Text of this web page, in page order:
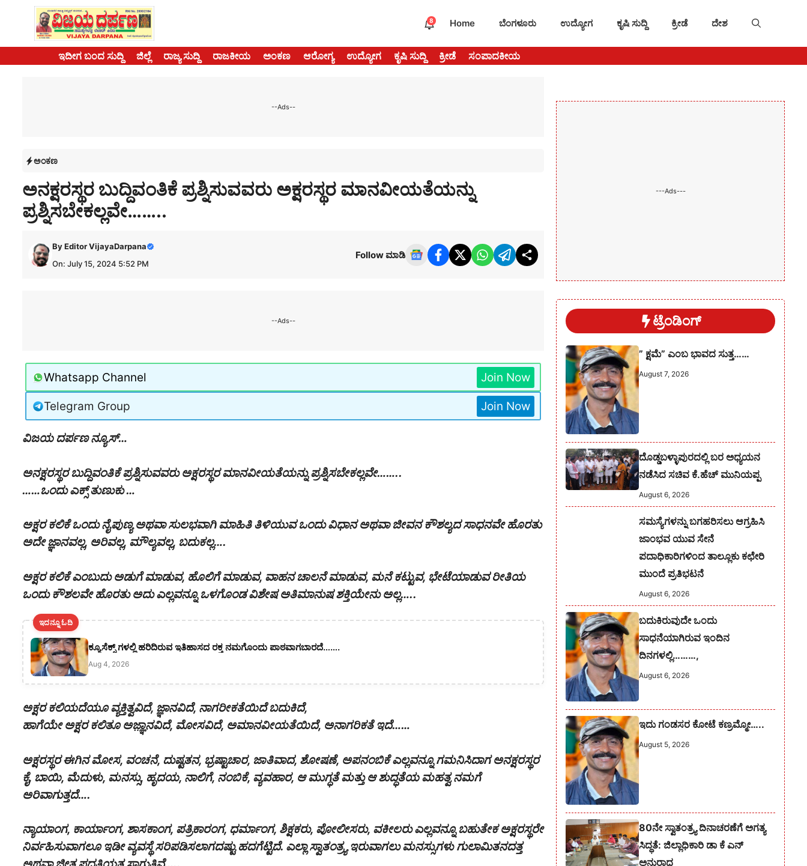
content
8 Home ಬೆಂಗಳೂರು ಉದ್ಯೋಗ ಕೃಷಿ ಸುದ್ದಿ ಕ್ರೀಡೆ ದೇಶ
ಇದೀಗ ಬಂದ ಸುದ್ದಿ ಜಿಲ್ಲೆ ರಾಜ್ಯ ಸುದ್ದಿ ರಾಜಕೀಯ ಅಂಕಣ ಆರೋಗ್ಯ ಉದ್ಯೋಗ ಕೃಷಿ ಸುದ್ದಿ ಕ್ರೀಡೆ ಸಂಪಾದಕೀಯ
--Ads--
ಅಂಕಣ
ಅನಕ್ಷರಸ್ಥರ ಬುದ್ದಿವಂತಿಕೆ ಪ್ರಶ್ನಿಸುವವರು ಅಕ್ಷರಸ್ಥರ ಮಾನವೀಯತೆಯನ್ನು
ಪ್ರಶ್ನಿಸಬೇಕಲ್ಲವೇ……..
ByEditor VijayaDarpana
On: July 15, 2024 5:52 PM
Follow ಮಾಡಿ
--Ads--
Whatsapp Channel Join Now
Telegram Group Join Now
ವಿಜಯ ದರ್ಪಣ ನ್ಯೂಸ್…
ಅನಕ್ಷರಸ್ಥರ ಬುದ್ದಿವಂತಿಕೆ ಪ್ರಶ್ನಿಸುವವರು ಅಕ್ಷರಸ್ಥರ ಮಾನವೀಯತೆಯನ್ನು ಪ್ರಶ್ನಿಸಬೇಕಲ್ಲವೇ……..
……ಒಂದು ಎಕ್ಸ್ ತುಣುಕು …
ಅಕ್ಷರ ಕಲಿಕೆ ಒಂದು ನೈಪುಣ್ಯ ಅಥವಾ ಸುಲಭವಾಗಿ ಮಾಹಿತಿ ತಿಳಿಯುವ ಒಂದು ವಿಧಾನ ಅಥವಾ ಜೀವನ ಕೌಶಲ್ಯದ ಸಾಧನವೇ ಹೊರತು
ಅದೇ ಜ್ಞಾನವಲ್ಲ, ಅರಿವಲ್ಲ, ಮೌಲ್ಯವಲ್ಲ, ಬದುಕಲ್ಲ….
ಅಕ್ಷರ ಕಲಿಕೆ ಎಂಬುದು ಅಡುಗೆ ಮಾಡುವ, ಹೊಲಿಗೆ ಮಾಡುವ, ವಾಹನ ಚಾಲನೆ ಮಾಡುವ, ಮನೆ ಕಟ್ಟುವ, ಭೇಟೆಯಾಡುವ ರೀತಿಯ
ಒಂದು ಕೌಶಲವೇ ಹೊರತು ಅದು ಎಲ್ಲವನ್ನೂ ಒಳಗೊಂಡ ವಿಶೇಷ ಅತಿಮಾನುಷ ಶಕ್ತಿಯೇನು ಅಲ್ಲ…..
ಇದನ್ನೂ ಓದಿ
ಕ್ಯೂಸೆಕ್ಸ್ ಗಳಲ್ಲಿ ಹರಿದಿರುವ ಇತಿಹಾಸದ ರಕ್ತ ನಮಗೊಂದು ಪಾಠವಾಗಬಾರದೆ…….
Aug 4, 2026
ಅಕ್ಷರ ಕಲಿಯದೆಯೂ ವ್ಯಕ್ತಿತ್ವವಿದೆ, ಜ್ಞಾನವಿದೆ, ನಾಗರೀಕತೆಯಿದೆ ಬದುಕಿದೆ,
ಹಾಗೆಯೇ ಅಕ್ಷರ ಕಲಿತೂ ಅಜ಼್ಞಾನವಿದೆ, ಮೋಸವಿದೆ, ಅಮಾನವೀಯತೆಯಿದೆ, ಅನಾಗರಿಕತೆ ಇದೆ……
ಅಕ್ಷರಸ್ಥರ ಈಗಿನ ಮೋಸ, ವಂಚನೆ, ದುಷ್ಟತನ, ಭ್ರಷ್ಟಾಚಾರ, ಜಾತಿವಾದ, ಶೋಷಣೆ, ಅಪನಂಬಿಕೆ ಎಲ್ಲವನ್ನೂ ಗಮನಿಸಿದಾಗ ಅನಕ್ಷರಸ್ಥರ
ಕೈ, ಬಾಯಿ, ಮೆದುಳು, ಮನಸ್ಸು, ಹೃದಯ, ನಾಲಿಗೆ, ನಂಬಿಕೆ, ವ್ಯವಹಾರ, ಆ ಮುಗ್ಧತೆ ಮತ್ತು ಆ ಶುದ್ಧತೆಯ ಮಹತ್ವ ನಮಗೆ
ಅರಿವಾಗುತ್ತದೆ….
ನ್ಯಾಯಾಂಗ, ಕಾರ್ಯಾಂಗ, ಶಾಸಕಾಂಗ, ಪತ್ರಿಕಾರಂಗ, ಧರ್ಮಾಂಗ, ಶಿಕ್ಷಕರು, ಪೋಲೀಸರು, ವಕೀಲರು ಎಲ್ಲವನ್ನೂ ಬಹುತೇಕ ಅಕ್ಷರಸ್ಥರೇ
ನಿರ್ವಹಿಸುವಾಗಲೂ ಇಡೀ ವ್ಯವಸ್ಥೆ ಸರಿಪಡಿಸಲಾಗದಷ್ಟು ಹದಗೆಟ್ಟಿದೆ. ಎಲ್ಲಾ ಸ್ವಾತಂತ್ರ್ಯ ಇರುವಾಗಲು ಮನಸ್ಸುಗಳು ಗುಲಾಮಿತನದತ್ತ
---Ads---
ಟ್ರೆಂಡಿಂಗ್
” ಕ್ಷಮೆ” ಎಂಬ ಭಾವದ ಸುತ್ತ……
August 7, 2026
ದೊಡ್ಡಬಳ್ಳಾಪುರದಲ್ಲಿ ಬರ ಅಧ್ಯಯನ
ನಡೆಸಿದ ಸಚಿವ ಕೆ.ಹೆಚ್ ಮುನಿಯಪ್ಪ
August 6, 2026
ಸಮಸ್ಯೆಗಳನ್ನು ಬಗಹರಿಸಲು ಆಗ್ರಹಿಸಿ
ಜಾಂಭವ ಯುವ ಸೇನೆ
ಪದಾಧಿಕಾರಿಗಳಿಂದ ತಾಲ್ಲೂಕು ಕಛೇರಿ
ಮುಂದೆ ಪ್ರತಿಭಟನೆ
August 6, 2026
ಬದುಕಿರುವುದೇ ಒಂದು
ಸಾಧನೆಯಾಗಿರುವ ಇಂದಿನ
ದಿನಗಳಲ್ಲಿ………,
August 6, 2026
ಇದು ಗಂಡಸರ ಕೋಟೆ ಕಣ್ರಮ್ಮೋ…..
August 5, 2026
80ನೇ ಸ್ವಾತಂತ್ರ್ಯ ದಿನಾಚರಣೆಗೆ ಅಗತ್ಯ
ಸಿದ್ಧತೆ: ಜಿಲ್ಲಾಧಿಕಾರಿ ಡಾ ಕೆ ಎನ್
ಅನುರಾಧ